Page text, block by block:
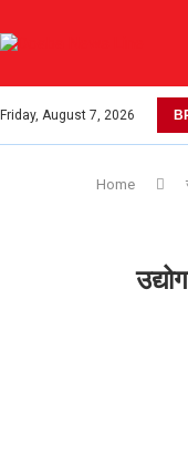
Friday, August 7, 2026
Home